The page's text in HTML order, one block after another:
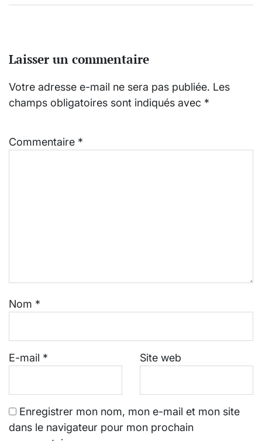
Laisser un commentaire
Votre adresse e-mail ne sera pas publiée. Les
champs obligatoires sont indiqués avec *
Commentaire *
Nom *
E-mail * Site web
Enregistrer mon nom, mon e-mail et mon site
dans le navigateur pour mon prochain